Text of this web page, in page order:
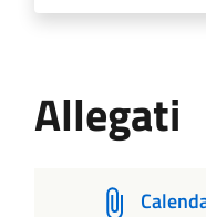
Allegati